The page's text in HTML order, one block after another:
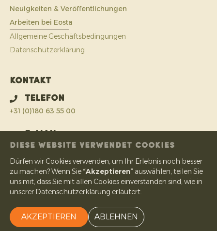
DIESE WEBSITE VERWENDET COOKIES
Dürfen wir Cookies verwenden, um Ihr Erlebnis noch besser
zu machen? Wenn Sie “Akzeptieren” auswählen, teilen Sie
uns mit, dass Sie mit allen Cookies einverstanden sind, wie in
unserer Datenschutzerklärung erläutert.
AKZEPTIEREN ABLEHNEN
Neuigkeiten & Veröffentlichungen
Arbeiten bei Eosta
Allgemeine Geschäftsbedingungen
Datenschutzerklärung
Kontakt
Telefon
+31 (0)180 63 55 00
E-Mail
info@eosta.com
Adresse
IJsermanweg 15
2742 KH Waddinxveen
Niederlande
Copyright © Eosta| Webdesign:Pencilpoint - kreativ in Form & Inhalt